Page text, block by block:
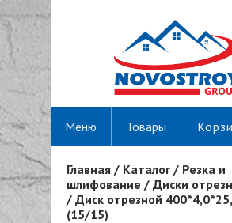
Меню Товары
Вы здесь
Главная / Каталог / Резка и
шлифование / Диски
/ Диск отрезной
(15/15)